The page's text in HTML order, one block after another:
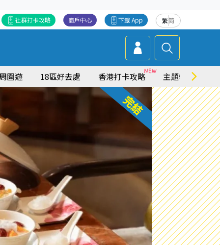
繁简
下載 App
商戶中心
社群打卡攻略
圍遊 18區好去處 香港打卡攻略 主題特集